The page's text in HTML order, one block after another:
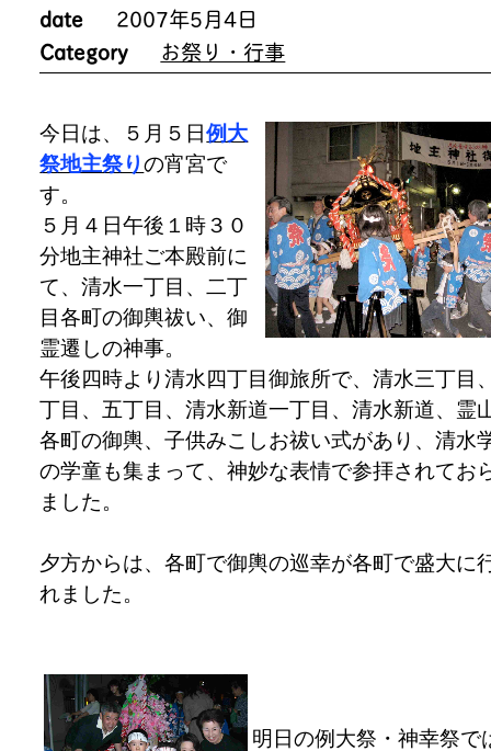
date
2007年5月4日
Category
お祭り・行事
今日は、５月５日例大
祭地主祭りの宵宮で
す。
５月４日午後１時３０
分地主神社ご本殿前に
て、清水一丁目、二丁
目各町の御輿祓い、御
霊遷しの神事。
午後四時より清水四丁目御旅所で、清水三丁目
丁目、五丁目、清水新道一丁目、清水新道、霊
各町の御輿、子供みこしお祓い式があり、清水
の学童も集まって、神妙な表情で参拝されてお
ました。
夕方からは、各町で御輿の巡幸が各町で盛大に
れました。
明日の例大祭・神幸祭で